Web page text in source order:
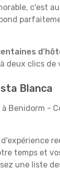
c'est
deux clics de
Blanca
-
temps et
une liste